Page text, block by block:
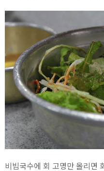
비빔국수에 회 고명만 올리면